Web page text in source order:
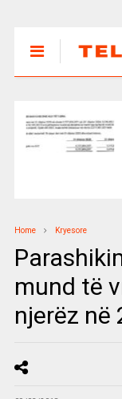
Home Kryesore
mund të
njerëz në